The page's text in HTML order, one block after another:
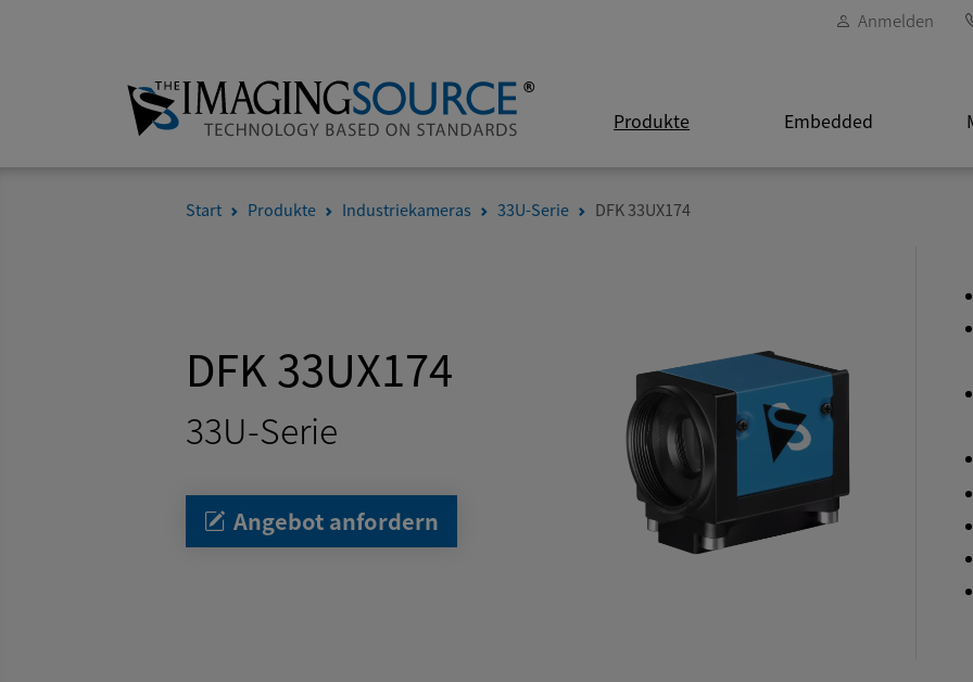
Anmelden
Produkte Embedded
Start Produkte Industriekameras 33U-Serie DFK 33UX174
DFK 33UX174
33U-Serie
Angebot anfordern